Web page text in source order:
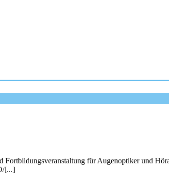
für Augenoptiker und
[...]